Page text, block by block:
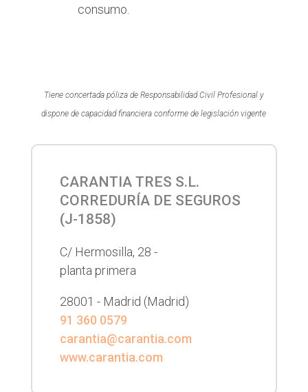
consumo.
Tiene concertada póliza de Responsabilidad Civil Profesional y
dispone de capacidad financiera conforme de legislación vigente
CARANTIA TRES S.L.
CORREDURÍA DE SEGUROS
(J-1858)
C/ Hermosilla, 28 -
planta primera
28001 - Madrid (Madrid)
91 360 0579
carantia@carantia.com
www.carantia.com